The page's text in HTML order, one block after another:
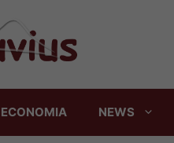
ECONOMIA NEWS